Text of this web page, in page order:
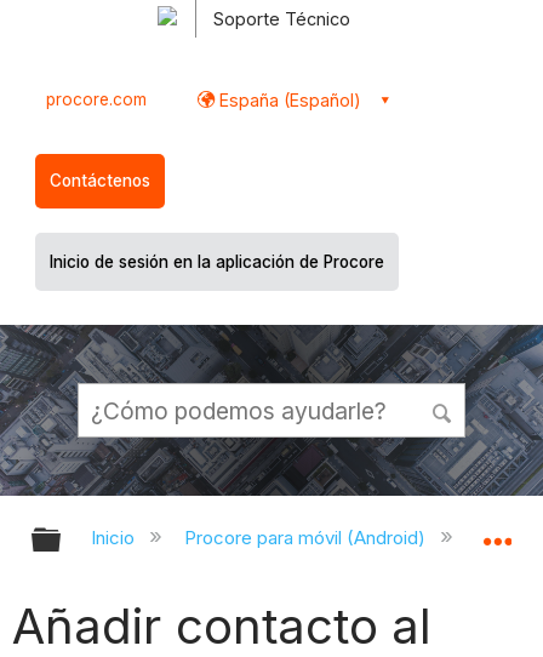
Soporte Técnico
procore.com España (Español)
Contáctenos
Inicio de sesión en la aplicación de Procore
Expandir/contraer jerarquía global
Inicio Procore para móvil (Android)
Añadir contacto al